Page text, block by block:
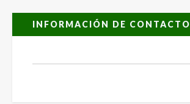
INFORMACIÓN DE CONTACTO